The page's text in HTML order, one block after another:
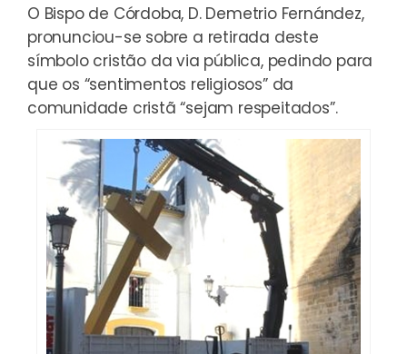
O Bispo de Córdoba, D. Demetrio Fernández,
pronunciou-se sobre a retirada deste
símbolo cristão da via pública, pedindo para
que os “sentimentos religiosos” da
comunidade cristã “sejam respeitados”.